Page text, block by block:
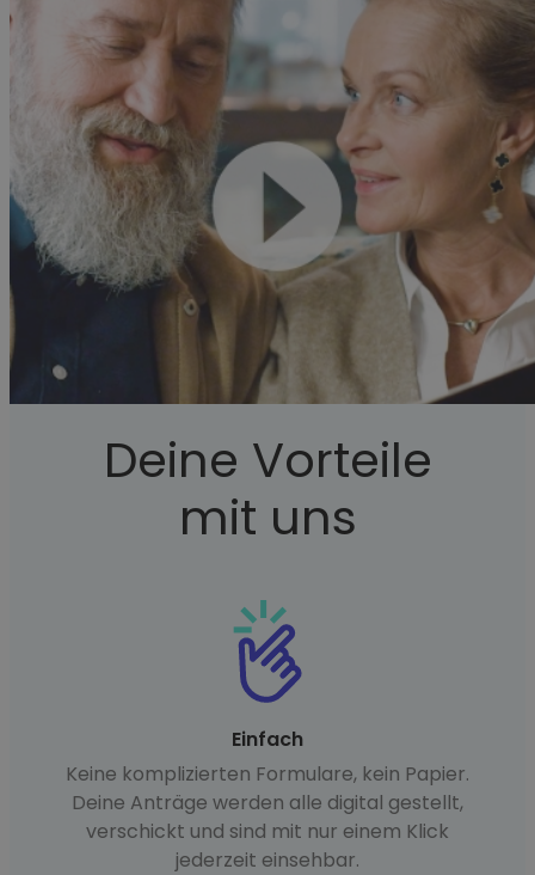
Deine Vorteile
mit uns
Einfach
Keine komplizierten Formulare, kein Papier.
Deine Anträge werden alle digital gestellt,
verschickt und sind mit nur einem Klick
jederzeit einsehbar.